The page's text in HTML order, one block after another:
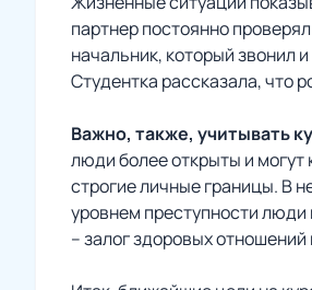
партнер постоянно
начальник, который звонил
Студентка рассказала, что
Важно, также, учитывать
люди более открыты и
строгие личные границы. В
уровнем преступности
– залог здоровых